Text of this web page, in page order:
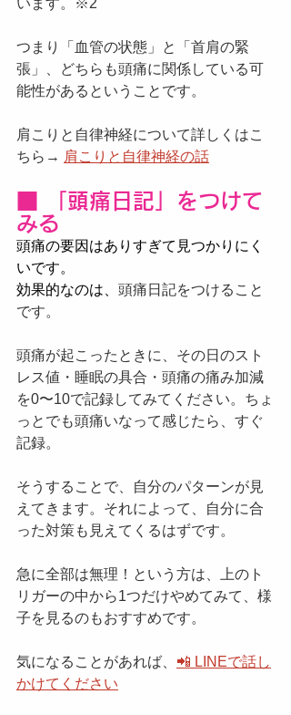
つまり「血管の状態」と「首肩の緊
張」、どちらも頭痛に関係している可
能性があるということです。
肩こりと自律神経について詳しくはこ
ちら→ 肩こりと自律神経の話
■ 「頭痛日記」をつけて
みる
頭痛の要因はありすぎて見つかりにく
いです。
効果的なのは、 頭痛日記をつけること
です。
頭痛が起こったときに、その日のスト
レス値・睡眠の具合・頭痛の痛み加減
を0〜10で記録してみてください。ちょ
っとでも頭痛いなって感じたら、すぐ
記録。
そうすることで、自分のパターンが見
えてきます。それによって、自分に合
った対策も見えてくるはずです。
急に全部は無理！という方は、上のト
リガーの中から1つだけやめてみて、様
子を見るのもおすすめです。
気になることがあれば、 📲 LINEで話し
かけてください